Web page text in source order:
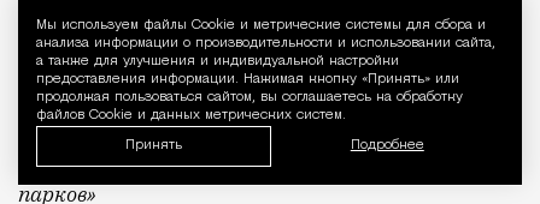
Уведомление
Мы используем файлы Сookie и метрические системы для сбора и
анализа информации о производительности и использовании сайта,
а также для улучшения и индивидуальной настройки
предоставления информации. Нажимая кнопку «Принять» или
продолжая пользоваться сайтом, вы соглашаетесь на обработку
файлов Cookie и данных метрических систем.
Принять Подробнее
С проектной декларацией можно ознакомиться по
ссылке.
Фото:пресс-служба девелоперской компании
«Новая Эра» и пресс-служба АНО «Развитие
парков»